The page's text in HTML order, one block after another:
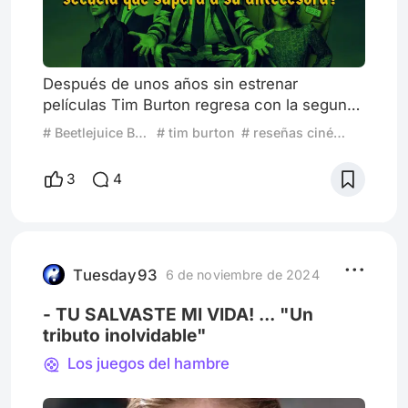
Después de unos años sin estrenar
películas Tim Burton regresa con la segunda
parte de la película del famoso demonio
nombre tres veces sino lo invocarás y traerá
consigo el infierno mismo. Han pasado 36
ahora están de vuelta y con
# Beetlejuice Beetlejuice # tim burton # reseñas cinéfilas
3 4
Tuesday93 6 de noviembre de 2024
- TU SALVASTE MI VIDA! ... "Un
tributo inolvidable"
Los juegos del hambre